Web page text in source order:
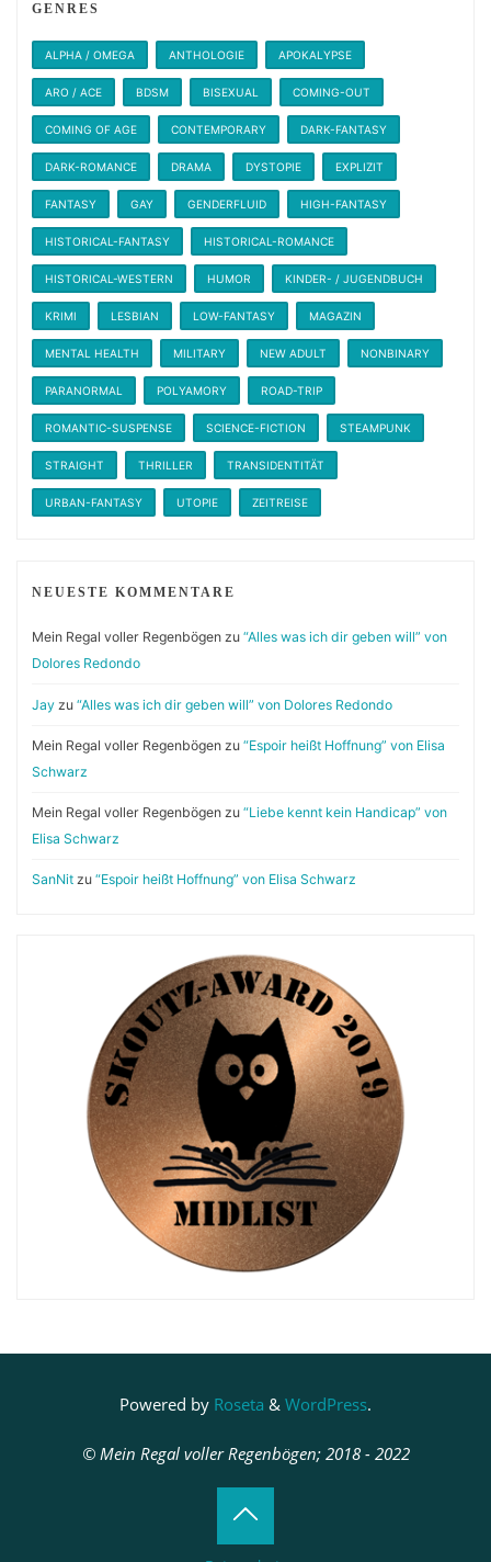
GENRES
ALPHA / OMEGA ANTHOLOGIE APOKALYPSE
ARO / ACE BDSM BISEXUAL COMING-OUT
COMING OF AGE CONTEMPORARY DARK-FANTASY
DARK-ROMANCE DRAMA DYSTOPIE EXPLIZIT
FANTASY GAY GENDERFLUID HIGH-FANTASY
HISTORICAL-FANTASY HISTORICAL-ROMANCE
HISTORICAL-WESTERN HUMOR KINDER- / JUGENDBUCH
KRIMI LESBIAN LOW-FANTASY MAGAZIN
MENTAL HEALTH MILITARY NEW ADULT NONBINARY
PARANORMAL POLYAMORY ROAD-TRIP
ROMANTIC-SUSPENSE SCIENCE-FICTION STEAMPUNK
STRAIGHT THRILLER TRANSIDENTITÄT
URBAN-FANTASY UTOPIE ZEITREISE
NEUESTE KOMMENTARE
Mein Regal voller Regenbögenzu “Alles was ich dir geben will” von
Dolores Redondo
Jayzu “Alles was ich dir geben will” von Dolores Redondo
Mein Regal voller Regenbögenzu “Espoir heißt Hoffnung” von Elisa
Schwarz
Mein Regal voller Regenbögenzu “Liebe kennt kein Handicap” von
Elisa Schwarz
SanNitzu “Espoir heißt Hoffnung” von Elisa Schwarz
Powered by Roseta & WordPress.
© Mein Regal voller Regenbögen; 2018 - 2022
Back